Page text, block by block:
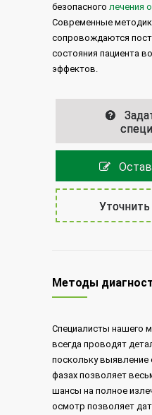
безопасного лечения
Современные
сопровождаются
состояния пациента
эффектов.
Методы
Специалисты нашего
всегда проводят
поскольку выявление
фазах позволяет
шансы на полное
осмотр позволяет